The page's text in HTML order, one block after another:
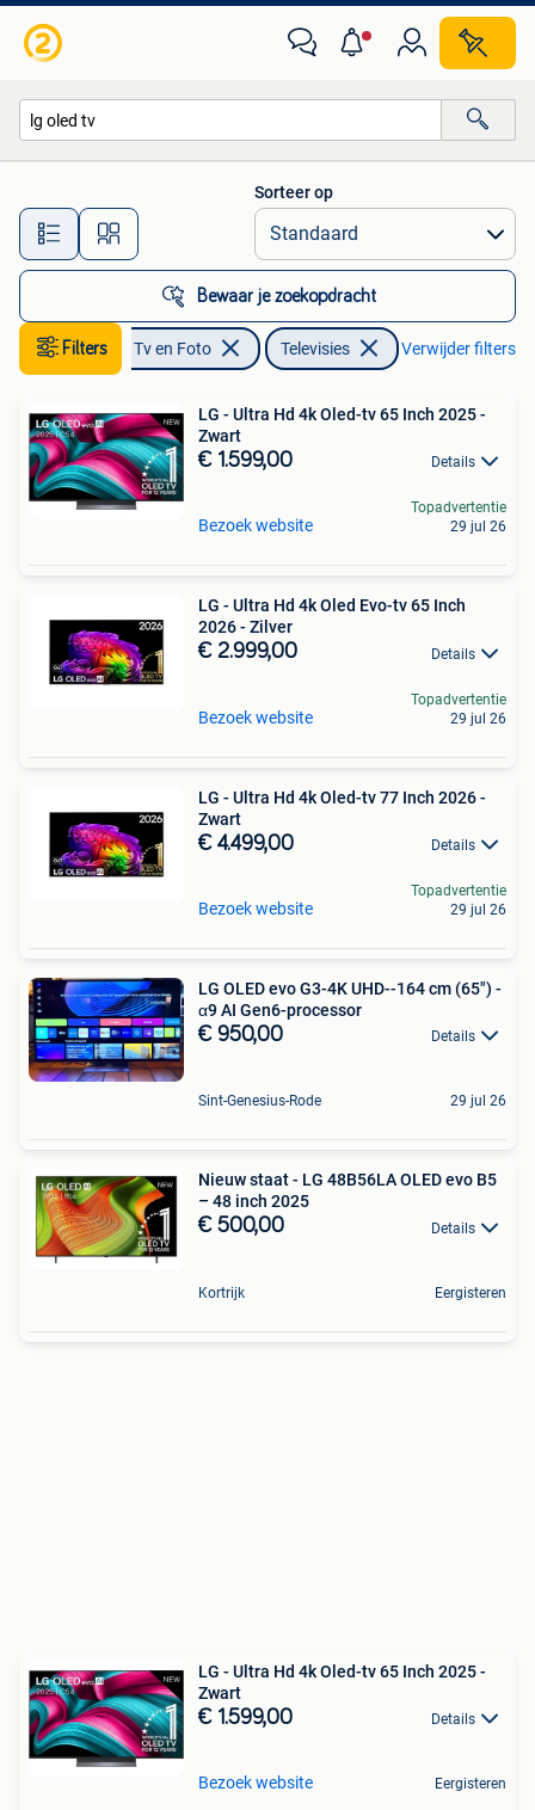
Alle afstanden…
Sorteer op
Bewaar je zoekopdracht
FiltersAudio, Tv en Foto Televisies Verwijder filters
LG - Ultra Hd 4k Oled-tv 65 Inch 2025 -
Zwart
€ 1.599,00 Details
Bezoek website
Topadvertentie
29 jul 26
LG - Ultra Hd 4k Oled Evo-tv 65 Inch
2026 - Zilver
€ 2.999,00 Details
Bezoek website
Topadvertentie
29 jul 26
LG - Ultra Hd 4k Oled-tv 77 Inch 2026 -
Zwart
€ 4.499,00 Details
Bezoek website
Topadvertentie
29 jul 26
LG OLED evo G3-4K UHD--164 cm (65") -
α9 AI Gen6-processor
€ 950,00 Details
Sint-Genesius-Rode 29 jul 26
Nieuw staat - LG 48B56LA OLED evo B5
– 48 inch 2025
€ 500,00 Details
Kortrijk Eergisteren
LG - Ultra Hd 4k Oled-tv 65 Inch 2025 -
Zwart
€ 1.599,00 Details
Bezoek website Eergisteren